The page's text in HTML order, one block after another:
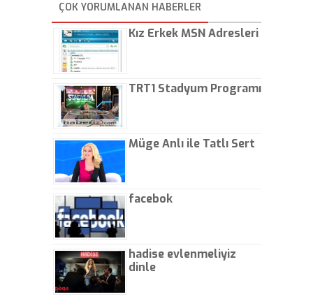
kaptırıyorsunuz. - Kayhan
Gezenti
ÇOK YORUMLANAN HABERLER
Kız Erkek MSN Adresleri
TRT1 Stadyum Programı
Müge Anlı ile Tatlı Sert
facebok
hadise evlenmeliyiz
dinle